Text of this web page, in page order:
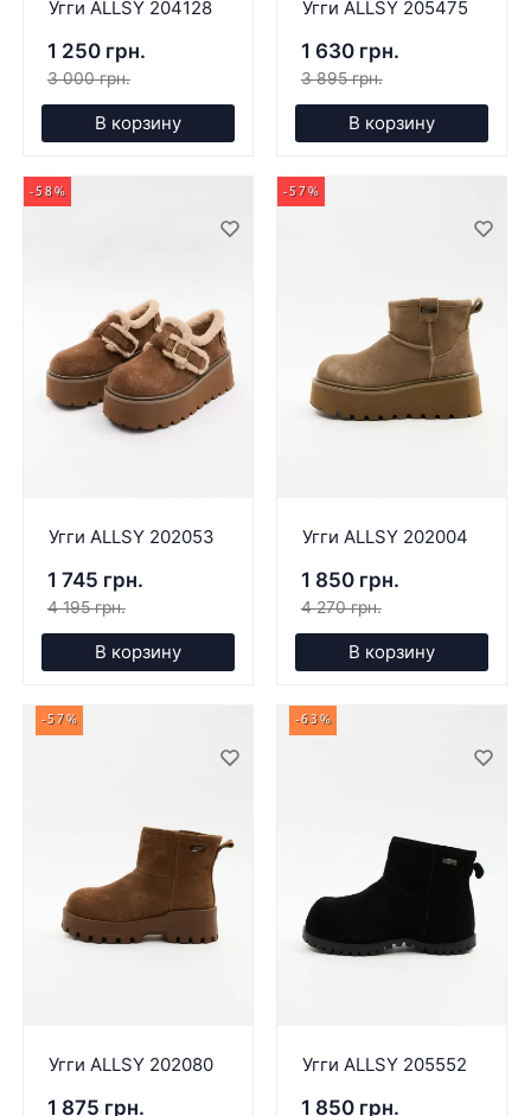
Угги ALLSY 204128
1 250 грн.
3 000 грн.
В корзину
Угги ALLSY 205475
1 630 грн.
3 895 грн.
В корзину
-58%
Угги ALLSY 202053
1 745 грн.
4 195 грн.
В корзину
-57%
Угги ALLSY 202004
1 850 грн.
4 270 грн.
В корзину
-57%
Угги ALLSY 202080
1 875 грн.
-63%
Угги ALLSY 205552
1 850 грн.